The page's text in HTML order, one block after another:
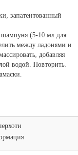
запатентованный
шампуня (5-10 мл для
между ладонями и
добавляя
водой. Повторить.